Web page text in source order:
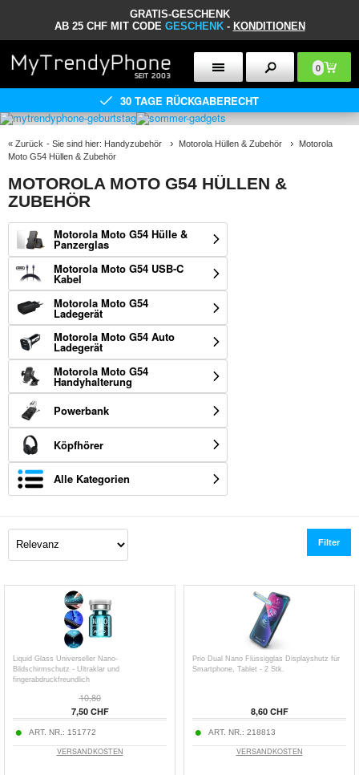
GRATIS-GESCHENK
AB 25 CHF MIT CODE GESCHENK- KONDITIONEN
0
30 TAGE RÜCKGABERECHT
« Zurück - Sie sind hier: Handyzubehör Motorola Hüllen & Zubehör
Motorola
Moto G54 Hüllen & Zubehör
MOTOROLA MOTO G54 HÜLLEN &
ZUBEHÖR
Motorola Moto G54 Hülle &
Panzerglas
Motorola Moto G54 USB-C
Kabel
Motorola Moto G54
Ladegerät
Motorola Moto G54 Auto
Ladegerät
Motorola Moto G54
Handyhalterung
Powerbank
Köpfhörer
Alle Kategorien
Filter
Liquid Glass Universeller Nano-
Bildschirmschutz - Ultraklar und
fingerabdruckfreundlich
10,80
7,50 CHF
ART. NR.: 151772
VERSANDKOSTEN
Prio Dual Nano Flüssigglas Displayshutz für
Smartphone, Tablet - 2 Stk.
8,60 CHF
ART. NR.: 218813
VERSANDKOSTEN